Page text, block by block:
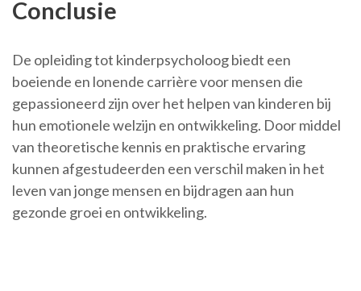
Conclusie
De opleiding tot kinderpsycholoog biedt een
boeiende en lonende carrière voor mensen die
gepassioneerd zijn over het helpen van kinderen bij
hun emotionele welzijn en ontwikkeling. Door middel
van theoretische kennis en praktische ervaring
kunnen afgestudeerden een verschil maken in het
leven van jonge mensen en bijdragen aan hun
gezonde groei en ontwikkeling.